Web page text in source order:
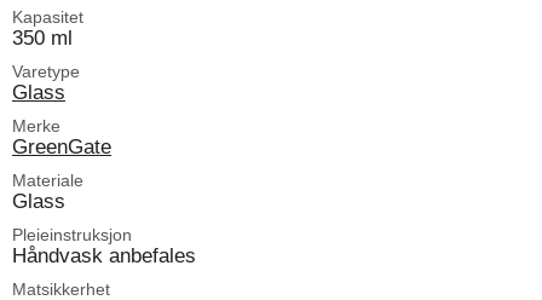
Kapasitet
350 ml
Varetype
Glass
Merke
GreenGate
Materiale
Glass
Pleieinstruksjon
Håndvask anbefales
Matsikkerhet